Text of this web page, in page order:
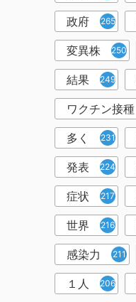
政府 265
変異株 250
結果 249
ワクチン接種
多く 231
発表 224
症状 217
世界 216
感染力 211
１人 206